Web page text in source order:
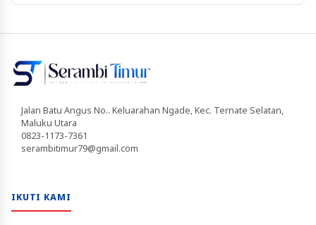
Jalan Batu Angus No.. Keluarahan Ngade, Kec. Ternate Selatan,
Maluku Utara
0823-1173-7361
serambitimur79@gmail.com
IKUTI KAMI